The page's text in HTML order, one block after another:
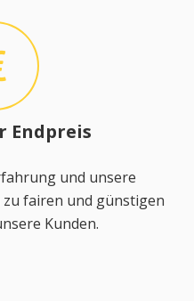
Endpreis
und unsere
fairen und günstigen
Kunden.